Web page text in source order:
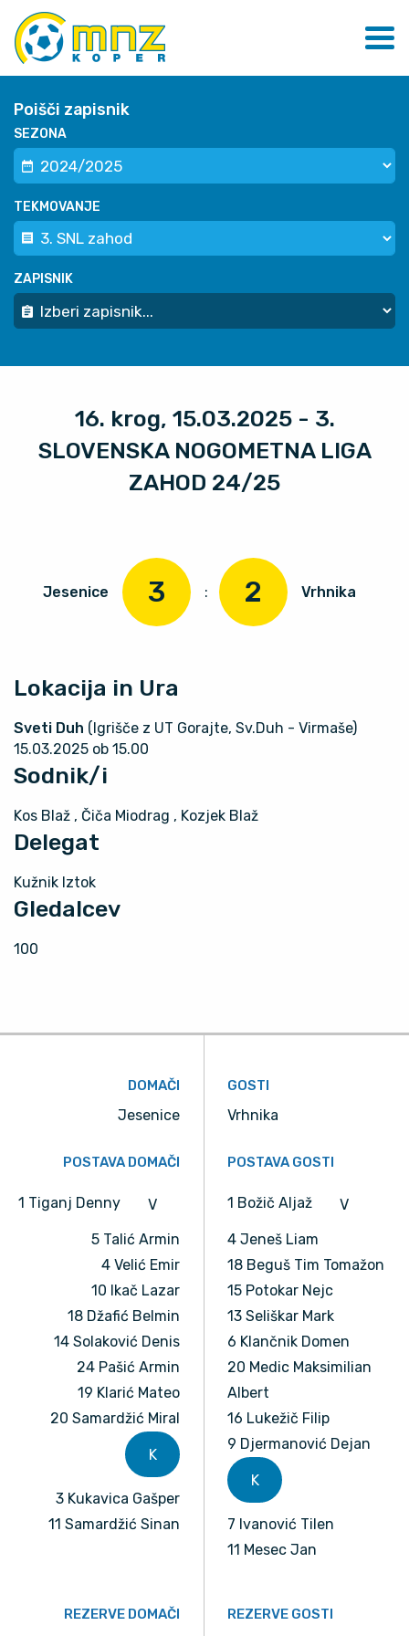
Poišči zapisnik
SEZONA
TEKMOVANJE
ZAPISNIK
16. krog, 15.03.2025 - 3.
SLOVENSKA NOGOMETNA LIGA
ZAHOD 24/25
Jesenice 3 : 2 Vrhnika
Lokacija in Ura
Sveti Duh (Igrišče z UT Gorajte, Sv.Duh - Virmaše)
15.03.2025 ob 15.00
Sodnik/i
Kos Blaž , Čiča Miodrag , Kozjek Blaž
Delegat
Kužnik Iztok
Gledalcev
100
DOMAČI
Jesenice
GOSTI
Vrhnika
POSTAVA DOMAČI
1 Tiganj Denny V
5 Talić Armin
4 Velić Emir
10 Ikač Lazar
18 Džafić Belmin
14 Solaković Denis
24 Pašić Armin
19 Klarić Mateo
20 Samardžić Miral
K
3 Kukavica Gašper
11 Samardžić Sinan
POSTAVA GOSTI
1 Božič Aljaž V
4 Jeneš Liam
18 Beguš Tim Tomažon
15 Potokar Nejc
13 Seliškar Mark
6 Klančnik Domen
20 Medic Maksimilian
Albert
16 Lukežič Filip
9 Djermanović Dejan
K
7 Ivanović Tilen
11 Mesec Jan
REZERVE DOMAČI REZERVE GOSTI